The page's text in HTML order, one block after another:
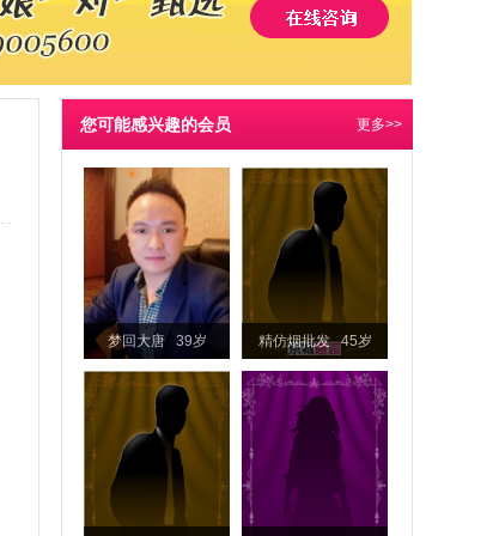
更多>>
您可能感兴趣的会员
梦回大唐 39岁 精仿烟批发 45岁